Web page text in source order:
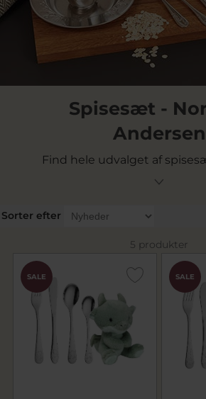
Spisesæt -
Andersen
Find hele udvalget af
Sorter efter
5 produkter
SALE SALE